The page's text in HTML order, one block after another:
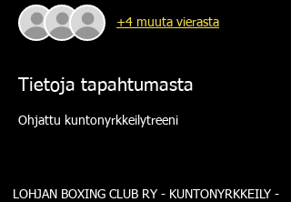
+4 muuta vierasta
Tietoja tapahtumasta
Ohjattu kuntonyrkkeilytreeni
LOHJAN BOXING CLUB RY - KUNTONYRKKEILY -